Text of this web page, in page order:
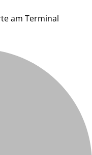
am Terminal